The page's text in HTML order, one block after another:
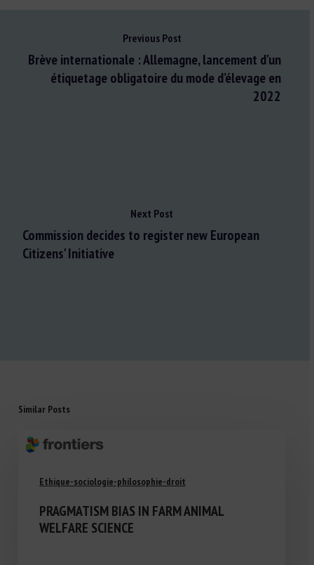
Previous Post
Brève internationale : Allemagne, lancement d’un
étiquetage obligatoire du mode d’élevage en
2022
Next Post
Commission decides to register new European
Citizens' Initiative
Similar Posts
Ethique-sociologie-philosophie-droit
PRAGMATISM BIAS IN FARM ANIMAL
WELFARE SCIENCE